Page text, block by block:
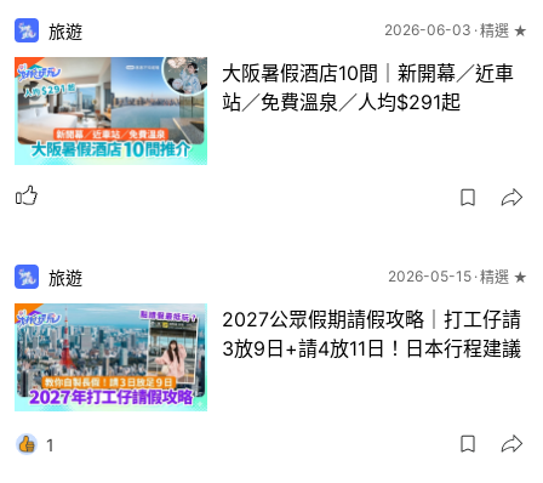
旅遊 2026-06-03 精選 ★
大阪暑假酒店10間｜新開幕／近車
站／免費溫泉／人均$291起
旅遊 2026-05-15 精選 ★
2027公眾假期請假攻略｜打工仔請
3放9日+請4放11日！日本行程建議
1